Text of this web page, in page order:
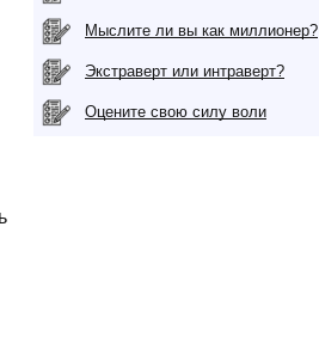
Мыслите ли вы как миллионер?
Экстраверт или интраверт?
Оцените свою силу воли